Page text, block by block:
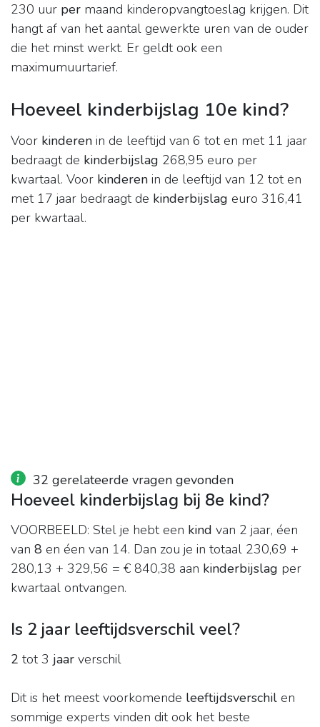
230 uur per maand kinderopvangtoeslag krijgen. Dit
hangt af van het aantal gewerkte uren van de ouder
die het minst werkt. Er geldt ook een
maximumuurtarief.
Hoeveel kinderbijslag 10e kind?
Voor kinderen in de leeftijd van 6 tot en met 11 jaar
bedraagt de kinderbijslag 268,95 euro per
kwartaal. Voor kinderen in de leeftijd van 12 tot en
met 17 jaar bedraagt de kinderbijslag euro 316,41
per kwartaal.
32 gerelateerde vragen gevonden
Hoeveel kinderbijslag bij 8e kind?
VOORBEELD: Stel je hebt een kind van 2 jaar, éen
van 8 en éen van 14. Dan zou je in totaal 230,69 +
280,13 + 329,56 = € 840,38 aan kinderbijslag per
kwartaal ontvangen.
Is 2 jaar leeftijdsverschil veel?
2 tot 3 jaar verschil
Dit is het meest voorkomende leeftijdsverschil en
sommige experts vinden dit ook het beste